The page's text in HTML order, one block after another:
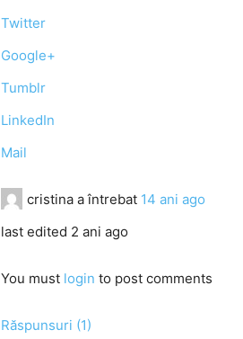
Twitter
Google+
Tumblr
LinkedIn
Mail
cristina a întrebat 14 ani ago
last edited 2 ani ago
You must login to post comments
Răspunsuri (1)